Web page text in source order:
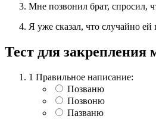
Мне позвонил брат, спросил,
Я уже сказал, что случайно ей
Тест для закрепления
1 Правильное написание:
Позваню
Позвоню
Пазваню